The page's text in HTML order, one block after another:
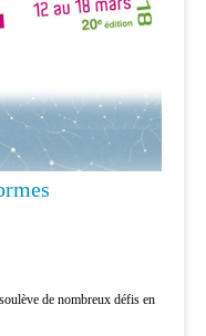
de nombreux défis en